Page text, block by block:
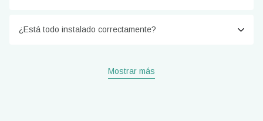
¿Está todo instalado correctamente?
Mostrar más